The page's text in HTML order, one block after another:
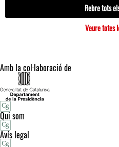
Rebre tots
Veure totes
Amb la col·laboració de
Qui som
Avís legal